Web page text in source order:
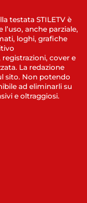
testata STILETV è
anche parziale,
loghi, grafiche
cover e
La redazione
sito. Non potendo
ad eliminarli su
e oltraggiosi.